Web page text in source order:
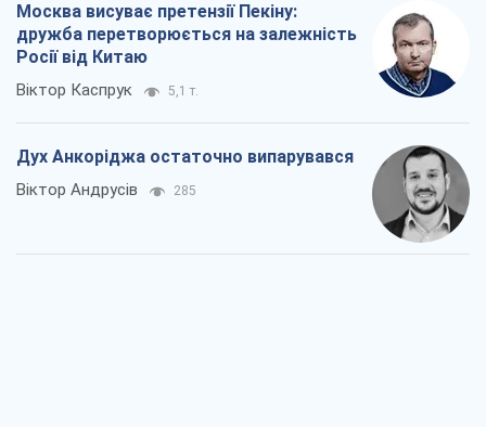
Москва висуває претензії Пекіну:
дружба перетворюється на залежність
Росії від Китаю
Віктор Каспрук 5,1 т.
Дух Анкоріджа остаточно випарувався
Віктор Андрусів 285